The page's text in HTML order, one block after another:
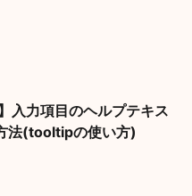
入力項目のヘルプテキス
法(tooltipの使い方)